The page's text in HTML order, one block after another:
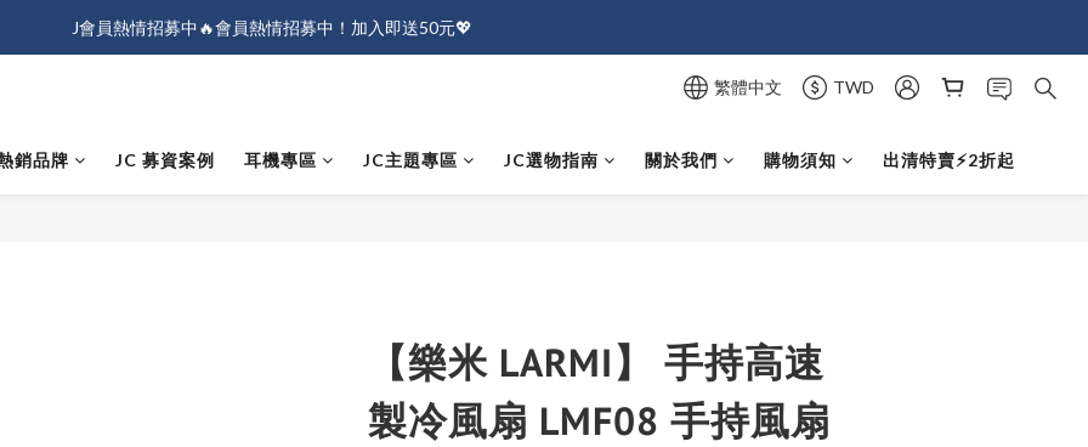
J會員熱情招募中🔥會員熱情招募中！加入即送50元💖
J會員熱情招募中🔥會員熱情招募中！加入即送50元💖
繁體中文 TWD
銷品牌 JC 募資案例 耳機專區 JC主題專區 JC選物指南 關於我們 購物須知 出清特賣⚡️2折起
【樂米 LARMI】 手持高速
製冷風扇 LMF08 手持風扇